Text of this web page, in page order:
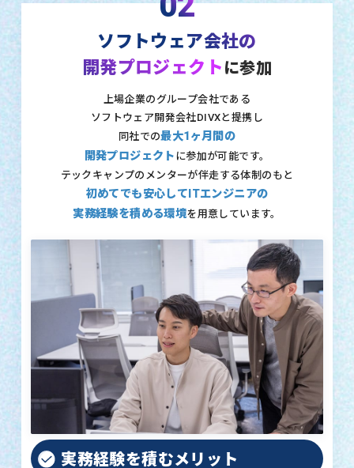
ソフトウェア会社の
開発プロジェクト に参加
上場企業のグループ会社である
ソフトウェア開発会社DIVXと提携し
同社での最大1ヶ月間の
開発プロジェクト に参加が可能です。
テックキャンプのメンターが伴走する体制のもと
初めてでも安心してITエンジニアの
実務経験を積める環境を用意しています。
実務経験を積むメリット